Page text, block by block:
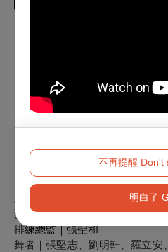
不再提醒 Don't
明白了
主創團隊
藝術總監暨編舞｜蔡博丞
排練總監｜張聖和
舞者｜張堅志、劉明軒、羅立安